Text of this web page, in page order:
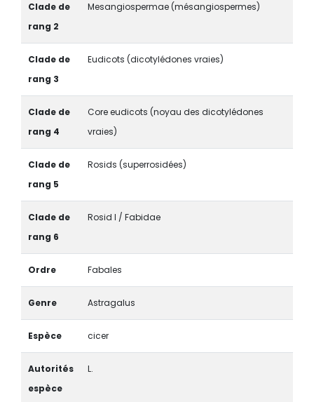
Clade de
rang 2
Mesangiospermae (mésangiospermes)
Clade de
rang 3
Eudicots (dicotylédones vraies)
Clade de
rang 4
Core eudicots (noyau des dicotylédones
vraies)
Clade de
rang 5
Rosids (superrosidées)
Clade de
rang 6
Rosid I / Fabidae
Ordre Fabales
Genre Astragalus
Espèce cicer
Autorités
espèce
L.